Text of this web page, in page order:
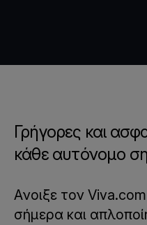
Γρήγορες και
κάθε αυτόνομο
Aνοιξε τον
σήμερα και